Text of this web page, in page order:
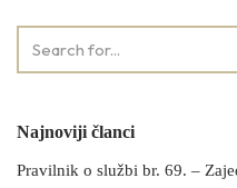
Najnoviji članci
Pravilnik o službi br. 69. –